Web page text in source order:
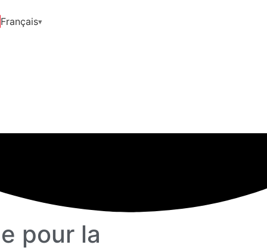
Français
pour la